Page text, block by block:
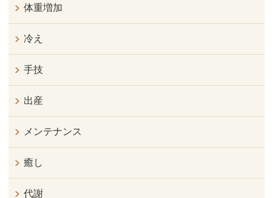
体重増加
冷え
手技
出産
メンテナンス
癒し
代謝